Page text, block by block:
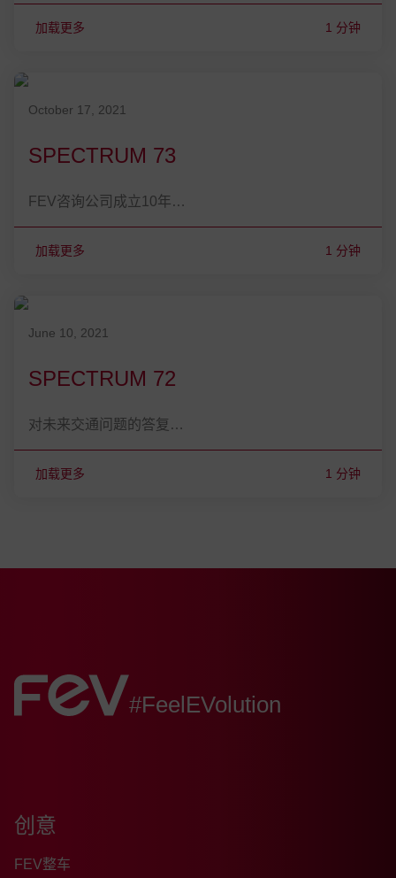
加载更多 1 分钟
发表在 October 17, 2021
October 17, 2021
SPECTRUM 73
FEV咨询公司成立10年…
加载更多 1 分钟
发表在 June 10, 2021
June 10, 2021
SPECTRUM 72
对未来交通问题的答复…
加载更多 1 分钟
FEV:
#FeelEVolution
创意
FEV整车